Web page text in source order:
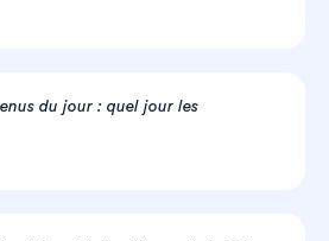
du jour : quel jour les